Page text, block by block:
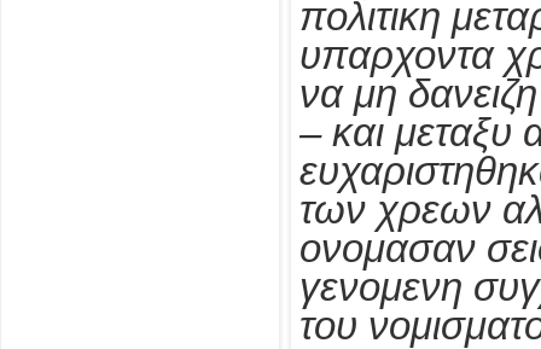
πολιτικη
υπαρχοντα
να μη
– και μεταξυ
των χρεων
ονομασαν
γενομενη
του